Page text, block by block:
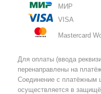
МИР
VISA
Mastercard
Для оплаты (ввода
перенаправлены на
Соединение с платёжным
осуществляется в